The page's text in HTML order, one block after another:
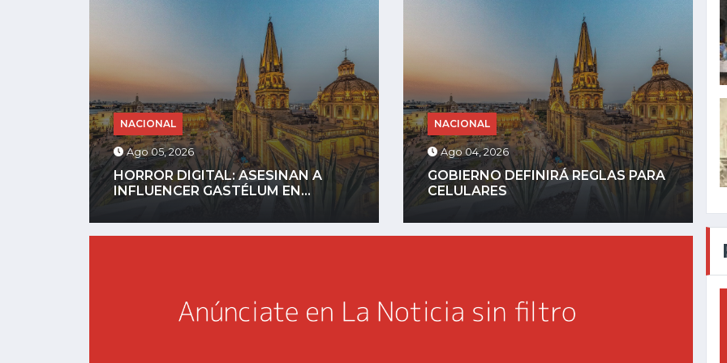
NACIONAL
Ago 04, 2026
GOBIERNO DEFINIRÁ REGLAS PARA
CELULARES
NACIONAL
Ago 03, 2026
SHEINBAUM REIVINDICA
PRINCIPIOS DE LA 4T